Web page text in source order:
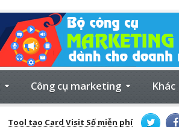
Công cụ marketing Khác
Tool tạo Card Visit Số miễn phí